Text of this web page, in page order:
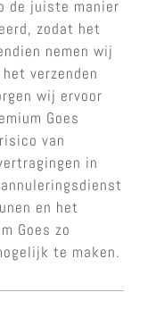
de juiste manier
zodat het
nemen wij
verzenden
wij ervoor
Goes
van
in
en het
Goes zo
te maken.